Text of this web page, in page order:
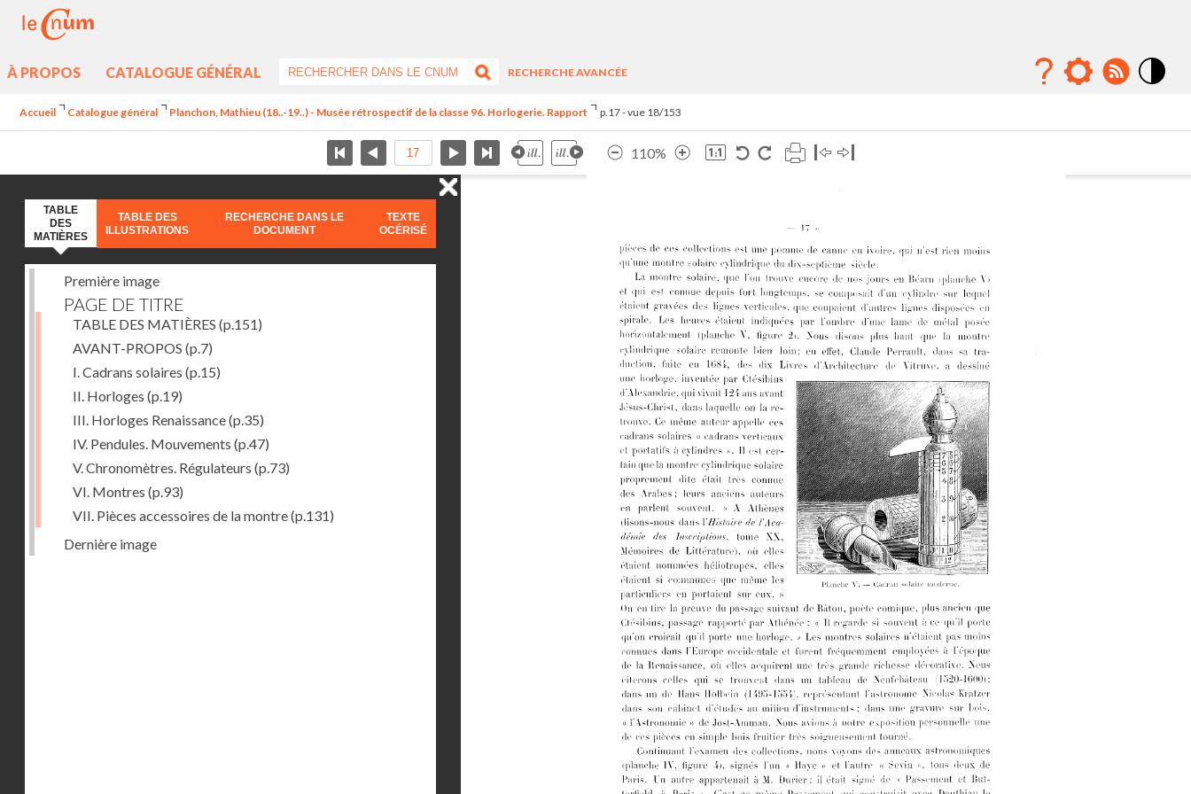
À PROPOS CATALOGUE GÉNÉRAL
RECHERCHE AVANCÉE
Accueil Catalogue général Planchon, Mathieu (18..-19..) - Musée rétrospectif de la classe 96. Horlogerie. Rapport p.17 - vue 18/153
110%
TABLE
DES
MATIÈRES
TABLE DES
ILLUSTRATIONS
RECHERCHE DANS LE
DOCUMENT
TEXTE
OCÉRISÉ
Première image
PAGE DE TITRE
TABLE DES MATIÈRES (p.151)
AVANT-PROPOS (p.7)
I. Cadrans solaires (p.15)
II. Horloges (p.19)
III. Horloges Renaissance(p.35)
IV. Pendules. Mouvements (p.47)
V. Chronomètres. Régulateurs (p.73)
VI. Montres (p.93)
VII. Pièces accessoires de la montre(p.131)
Dernière image